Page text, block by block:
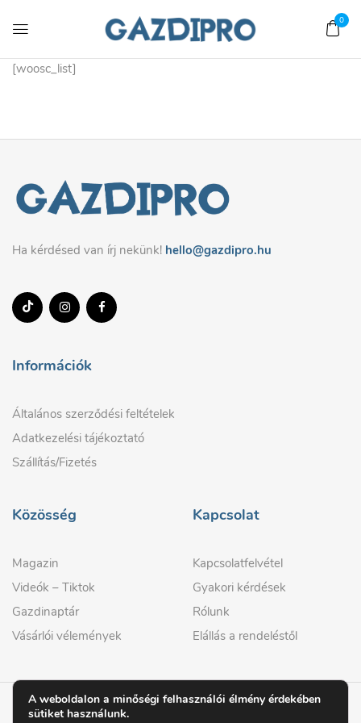
0
[woosc_list]
Ha kérdésed van írj nekünk! hello@gazdipro.hu
Információk
Általános szerződési feltételek
Adatkezelési tájékoztató
Szállítás/Fizetés
Közösség
Magazin
Videók – Tiktok
Gazdinaptár
Vásárlói vélemények
Kapcsolat
Kapcsolatfelvétel
Gyakori kérdések
Rólunk
Elállás a rendeléstől
A weboldalon a minőségi felhasználói élmény érdekében
sütiket használunk.